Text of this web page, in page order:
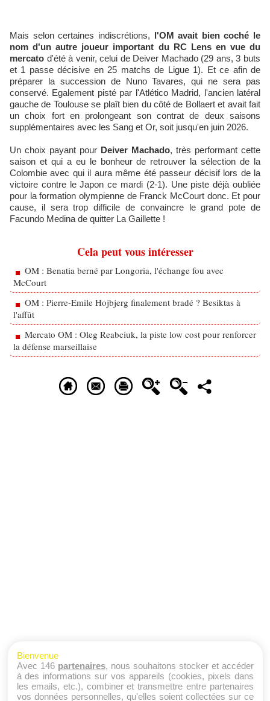
Mais selon certaines indiscrétions, l'OM avait bien coché le
nom d'un autre joueur important du RC Lens en vue du
mercato d'été à venir, celui de Deiver Machado (29 ans, 3 buts
et 1 passe décisive en 25 matchs de Ligue 1). Et ce afin de
préparer la succession de Nuno Tavares, qui ne sera pas
conservé. Egalement pisté par l'Atlético Madrid, l'ancien latéral
gauche de Toulouse se plaît bien du côté de Bollaert et avait fait
un choix fort en prolongeant son contrat de deux saisons
supplémentaires avec les Sang et Or, soit jusqu'en juin 2026.
Un choix payant pour Deiver Machado, très performant cette
saison et qui a eu le bonheur de retrouver la sélection de la
Colombie avec qui il aura même été passeur décisif lors de la
victoire contre le Japon ce mardi (2-1). Une piste déjà oubliée
pour la formation olympienne de Franck McCourt donc. Et pour
cause, il sera trop difficile de convaincre le grand pote de
Facundo Medina de quitter La Gaillette !
Cela peut vous intéresser
OM : Benatia berné par Longoria, l'échange fou avec
McCourt
OM : Pierre-Emile Hojbjerg finalement bradé ? Besiktas à
l'affût
Mercato OM : Oleg Reabciuk, la piste low cost pour renforcer
la défense marseillaise
Bienvenue
Avec 146 partenaires, nous souhaitons stocker et accéder
à des informations sur vos appareils (cookies, pixels dans
les emails, etc.), combiner et transmettre entre partenaires
vos données personnelles, qu'elles soient collectées sur ce